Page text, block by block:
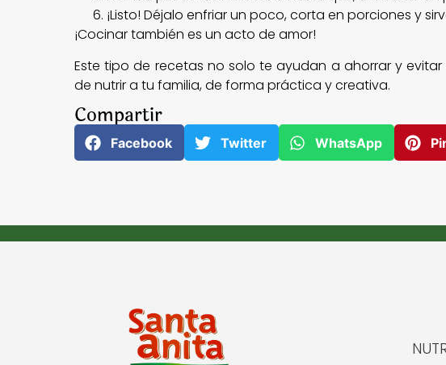
¡Listo! Déjalo enfriar un poco, corta en porciones y
¡Cocinar también es un acto de amor!
Este tipo de recetas no solo te ayudan a ahorrar y
de nutrir a tu familia, de forma práctica y creativa.
Compartir
Facebook Twitter WhatsApp